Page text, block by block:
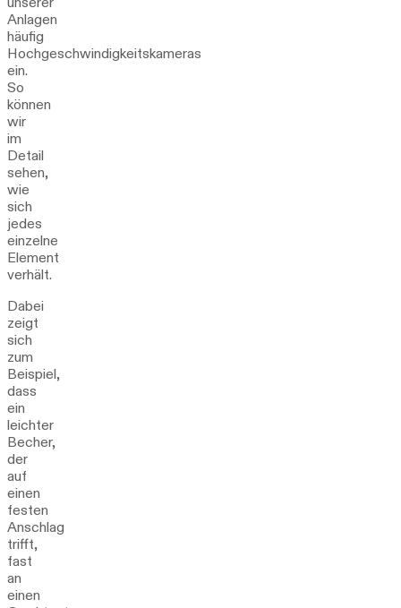
Anlagen
häufig
Hochgeschwindigkeitskameras
ein.
So
können
wir
im
Detail
sehen,
wie
sich
jedes
einzelne
Element
verhält.
Dabei
zeigt
sich
zum
Beispiel,
dass
ein
leichter
Becher,
der
auf
einen
festen
Anschlag
trifft,
fast
an
einen